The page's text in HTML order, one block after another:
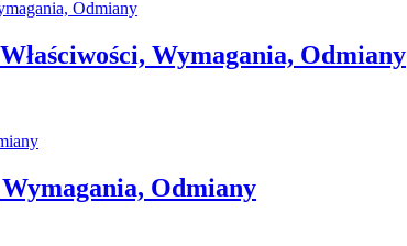
Wymagania, Odmiany
Odmiany